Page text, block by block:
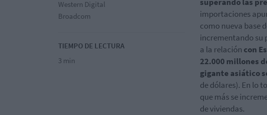
Western Digital
Broadcom
TIEMPO DE LECTURA
3 min
importaciones
como nueva base
incrementando su
a la relación con
22.000 millones
gigante asiático
de dólares). En lo
que más se
de viviendas.